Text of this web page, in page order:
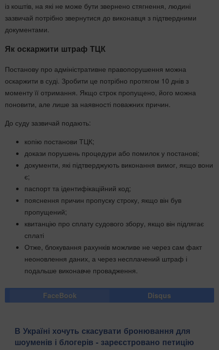
із коштів, на які не може бути звернено стягнення, людині
зазвичай потрібно звернутися до виконавця з підтвердними
документами.
Як оскаржити штраф ТЦК
Постанову про адміністративне правопорушення можна
оскаржити в суді. Зробити це потрібно протягом 10 днів з
моменту її отримання. Якщо строк пропущено, його можна
поновити, але лише за наявності поважних причин.
До суду зазвичай подають:
копію постанови ТЦК;
докази порушень процедури або помилок у постанові;
документи, які підтверджують виконання вимог, якщо вони
є;
паспорт та ідентифікаційний код;
пояснення причин пропуску строку, якщо він був
пропущений;
квитанцію про сплату судового збору, якщо він підлягає
сплаті
Отже, блокування рахунків можливе не через сам факт
неоновлення даних, а через несплачений штраф і
подальше виконавче провадження.
FaceBook Disqus
В Україні хочуть скасувати бронювання для
шоуменів і блогерів - зареєстровано петицію